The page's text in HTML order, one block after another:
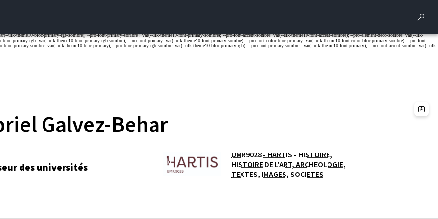
Galvez-Behar
des universités
UMR9028 - HARTIS - HISTOIRE,
HISTOIRE DE L'ART, ARCHEOLOGIE,
TEXTES, IMAGES, SOCIETES